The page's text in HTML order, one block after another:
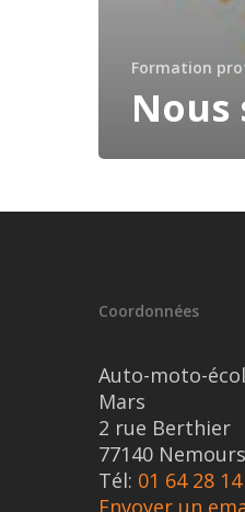
Formation
Coordonnées
Auto-moto-
Mars
2 rue Berthier
77140 Nemours
Tél: 01 64 28
Envoyer un